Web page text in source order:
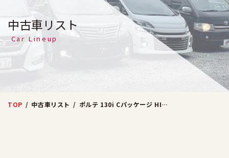
中古車リスト
Car Lineup
TOP 中古車リスト ポルテ 130i Cパッケージ HIDセレクション (レッド)